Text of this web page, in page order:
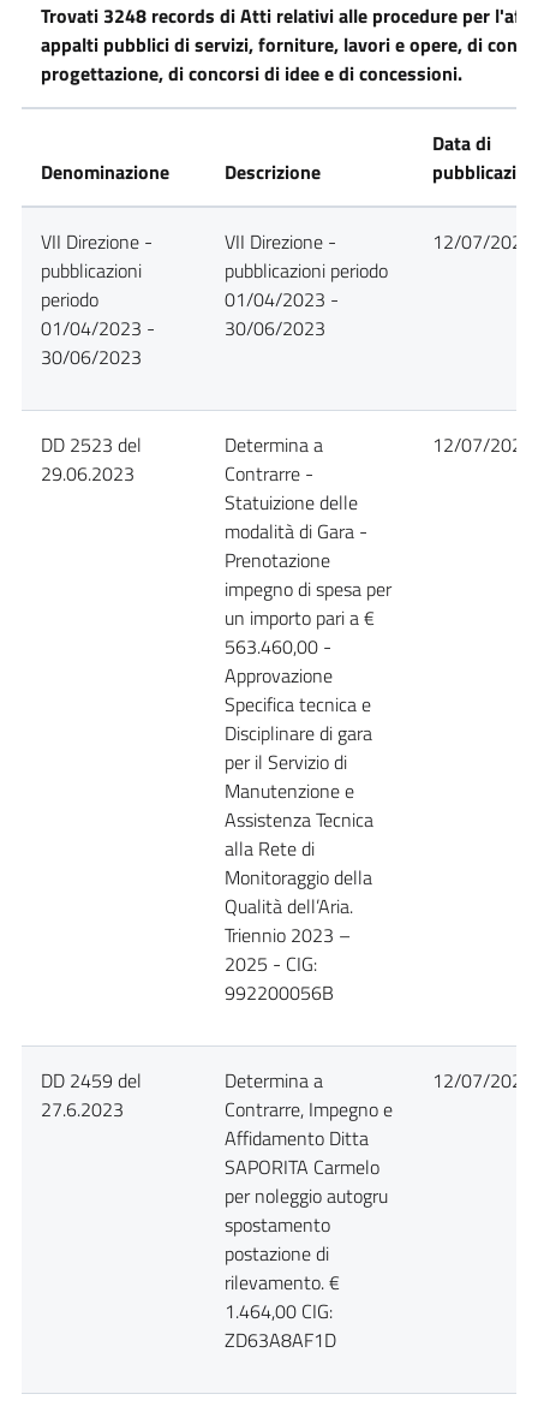
Trovati 3248 records di Atti relativi alle procedure per
appalti pubblici di servizi, forniture, lavori e opere, di
progettazione, di concorsi di idee e di concessioni.
Denominazione Descrizione
Data di
VII Direzione -
pubblicazioni
periodo
01/04/2023 -
30/06/2023
VII Direzione -
pubblicazioni periodo
01/04/2023 -
30/06/2023
12/07/2023
DD 2523 del
29.06.2023
Determina a
Contrarre -
Statuizione delle
modalità di Gara -
Prenotazione
impegno di spesa per
un importo pari a €
563.460,00 -
Approvazione
Specifica tecnica e
Disciplinare di gara
per il Servizio di
Manutenzione e
Assistenza Tecnica
alla Rete di
Monitoraggio della
Qualità dell’Aria.
Triennio 2023 –
2025 - CIG:
992200056B
12/07/2023
DD 2459 del
27.6.2023
Determina a
Contrarre, Impegno e
Affidamento Ditta
SAPORITA Carmelo
per noleggio autogru
spostamento
postazione di
rilevamento. €
1.464,00 CIG:
ZD63A8AF1D
12/07/2023